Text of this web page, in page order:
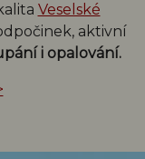
Veselské
aktivní
i opalování.